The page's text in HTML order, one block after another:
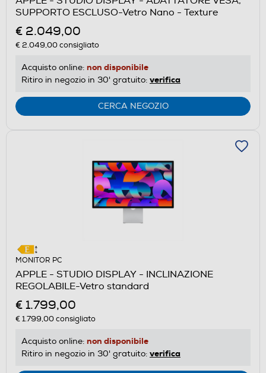
SUPPORTO ESCLUSO-Vetro Nano - Texture
€ 2.049,00
€ 2.049,00consigliato
Acquisto online: non disponibile
Ritiro in negozio in 30' gratuito: verifica
CERCA NEGOZIO
MONITOR PC
APPLE - STUDIO DISPLAY - INCLINAZIONE
REGOLABILE-Vetro standard
€ 1.799,00
€ 1.799,00consigliato
Acquisto online: non disponibile
Ritiro in negozio in 30' gratuito: verifica